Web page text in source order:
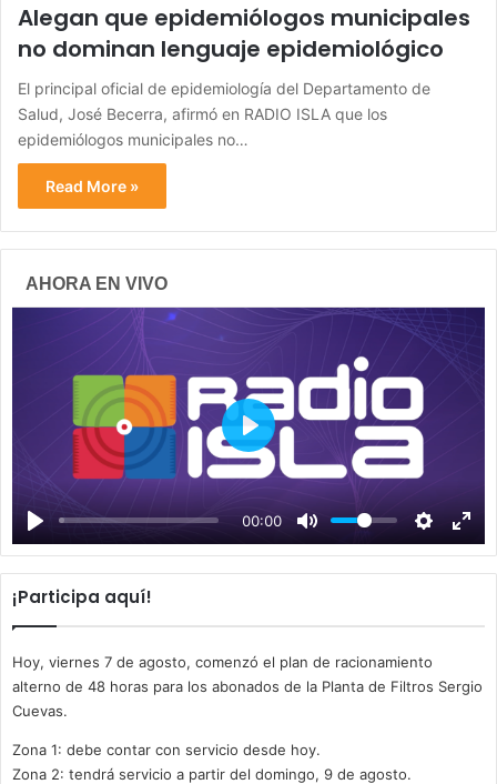
Alegan que epidemiólogos municipales
no dominan lenguaje epidemiológico
El principal oficial de epidemiología del Departamento de
Salud, José Becerra, afirmó en RADIO ISLA que los
epidemiólogos municipales no…
Read More »
AHORA EN VIVO
00:00
P
a
y
¡Participa aquí!
Hoy, viernes 7 de agosto, comenzó el plan de racionamiento
alterno de 48 horas para los abonados de la Planta de Filtros Sergio
Cuevas.
Zona 1: debe contar con servicio desde hoy.
Zona 2: tendrá servicio a partir del domingo, 9 de agosto.